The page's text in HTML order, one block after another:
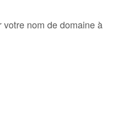
nom de domaine à